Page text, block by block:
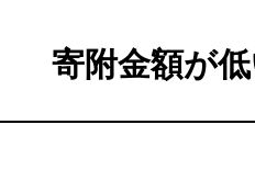
寄附金額が